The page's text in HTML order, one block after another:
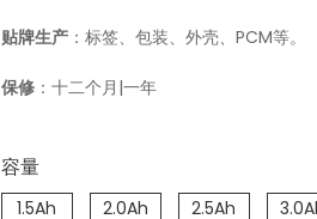
贴牌生产：标签、包装、外壳、PCM等。
保修：十二个月|一年
容量
1.5Ah 2.0Ah 2.5Ah